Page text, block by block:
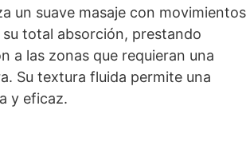
un suave masaje con movimientos
total absorción, prestando
a las zonas que requieran una
Su textura fluida permite una
y eficaz.